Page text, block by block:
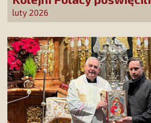
sprawy Matce Bożej
Chorych!
luty 2026